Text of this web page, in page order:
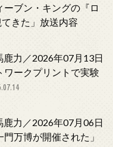
ーブン・キングの『ロ
きた」放送内容
鹿力／2026年07月13日
ワークプリントで実験
鹿力／2026年07月06日
万博が開催された」